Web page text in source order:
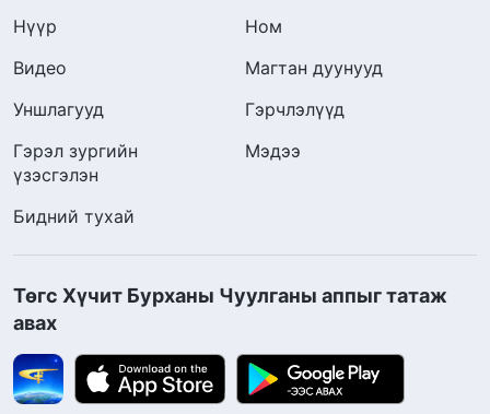
Нүүр
Ном
Видео
Магтан дуунууд
Уншлагууд
Гэрчлэлүүд
Гэрэл зургийн
үзэсгэлэн
Мэдээ
Бидний тухай
Төгс Хүчит Бурханы Чуулганы аппыг татаж
авах